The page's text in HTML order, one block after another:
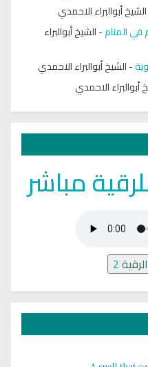
الشيخ أبوالبراء الاحمدي
في المنام-الشيخ أبوالبراء
-الشيخ أبوالبراء الاحمدي
أبوالبراء الاحمدي
مباشر
الرقية2